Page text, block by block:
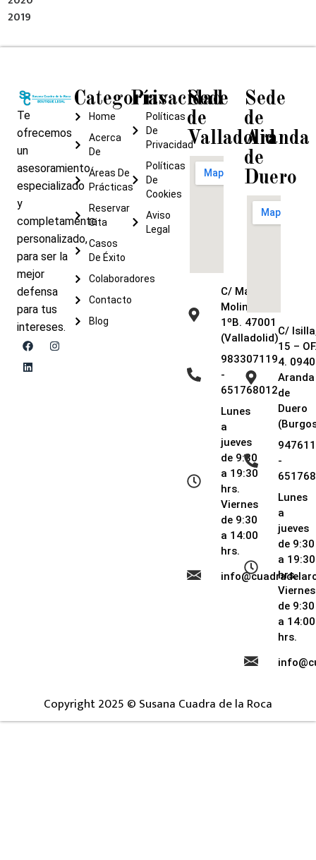
2019
Te
ofrecemos
un
asesoramiento
especializado
y
completamente
personalizado,
para ser la
mejor
defensa
para tus
intereses.
Categorías
Home
Acerca
De
Áreas De
Prácticas
Reservar
Cita
Casos
De Éxito
Colaboradores
Contacto
Blog
Privacidad
Políticas
De
Privacidad
Políticas
De
Cookies
Aviso
Legal
Sede
de
Valladolid
C/ María de
Molina, 9 –
1ºB. 47001
(Valladolid)
983307119
-
651768012
Lunes
a
jueves
de 9:30
a 19:30
hrs.
Viernes
de 9:30
a 14:00
hrs.
Sede
de
Aranda
de
Duero
C/
15 –
4.
Aranda
de
Duero
-
Lunes
a
jueves
de 9:30
a 19:30
hrs.
Viernes
de 9:30
a 14:00
hrs.
Copyright 2025 © Susana Cuadra de la Roca